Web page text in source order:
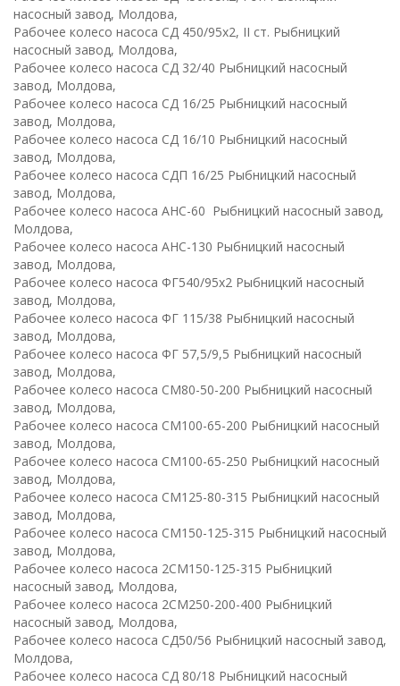
насосный завод, Молдова,
Рабочее колесо насоса СД 450/95х2, II ст. Рыбницкий
насосный завод, Молдова,
Рабочее колесо насоса СД 32/40 Рыбницкий насосный
завод, Молдова,
Рабочее колесо насоса СД 16/25 Рыбницкий насосный
завод, Молдова,
Рабочее колесо насоса СД 16/10 Рыбницкий насосный
завод, Молдова,
Рабочее колесо насоса СДП 16/25 Рыбницкий насосный
завод, Молдова,
Рабочее колесо насоса АНС-60 Рыбницкий насосный завод,
Молдова,
Рабочее колесо насоса АНС-130 Рыбницкий насосный
завод, Молдова,
Рабочее колесо насоса ФГ540/95х2 Рыбницкий насосный
завод, Молдова,
Рабочее колесо насоса ФГ 115/38 Рыбницкий насосный
завод, Молдова,
Рабочее колесо насоса ФГ 57,5/9,5 Рыбницкий насосный
завод, Молдова,
Рабочее колесо насоса СМ80-50-200 Рыбницкий насосный
завод, Молдова,
Рабочее колесо насоса СМ100-65-200 Рыбницкий насосный
завод, Молдова,
Рабочее колесо насоса СМ100-65-250 Рыбницкий насосный
завод, Молдова,
Рабочее колесо насоса СМ125-80-315 Рыбницкий насосный
завод, Молдова,
Рабочее колесо насоса СМ150-125-315 Рыбницкий насосный
завод, Молдова,
Рабочее колесо насоса 2СМ150-125-315 Рыбницкий
насосный завод, Молдова,
Рабочее колесо насоса 2СМ250-200-400 Рыбницкий
насосный завод, Молдова,
Рабочее колесо насоса СД50/56 Рыбницкий насосный завод,
Молдова,
Рабочее колесо насоса СД 80/18 Рыбницкий насосный